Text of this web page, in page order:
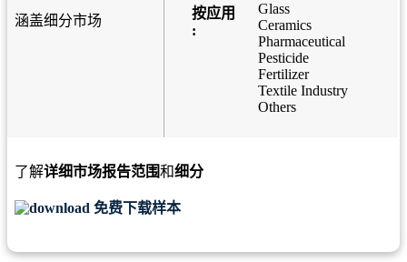
涵盖细分市场
按应用
:
Glass
Ceramics
Pharmaceutical
Pesticide
Fertilizer
Textile Industry
Others
了解详细市场报告范围和细分
免费下载样本